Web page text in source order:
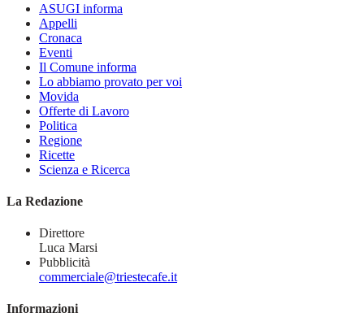
ASUGI informa
Appelli
Cronaca
Eventi
Il Comune informa
Lo abbiamo provato per voi
Movida
Offerte di Lavoro
Politica
Regione
Ricette
Scienza e Ricerca
La Redazione
Direttore
Luca Marsi
Pubblicità
commerciale@triestecafe.it
Informazioni